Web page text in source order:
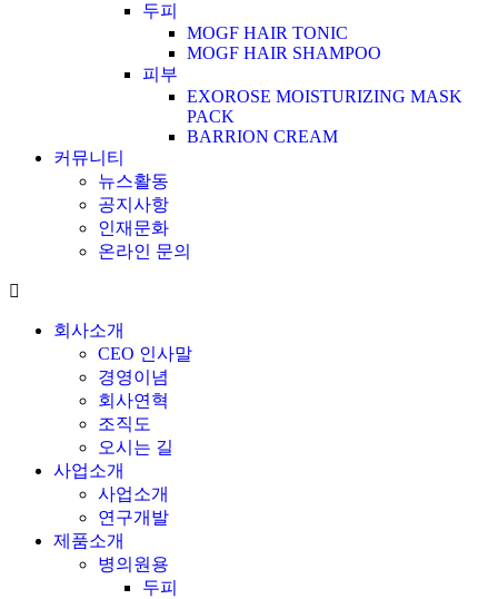
두피
MOGF HAIR TONIC
MOGF HAIR SHAMPOO
피부
EXOROSE MOISTURIZING MASK
PACK
BARRION CREAM
커뮤니티
뉴스활동
공지사항
인재문화
온라인 문의
회사소개
CEO 인사말
경영이념
회사연혁
조직도
오시는 길
사업소개
사업소개
연구개발
제품소개
병의원용
두피